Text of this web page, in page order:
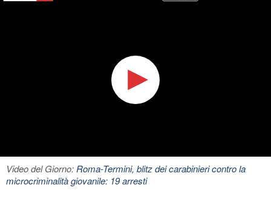
Video del Giorno:Roma-Termini, blitz dei carabinieri contro la
microcriminalità giovanile: 19 arresti